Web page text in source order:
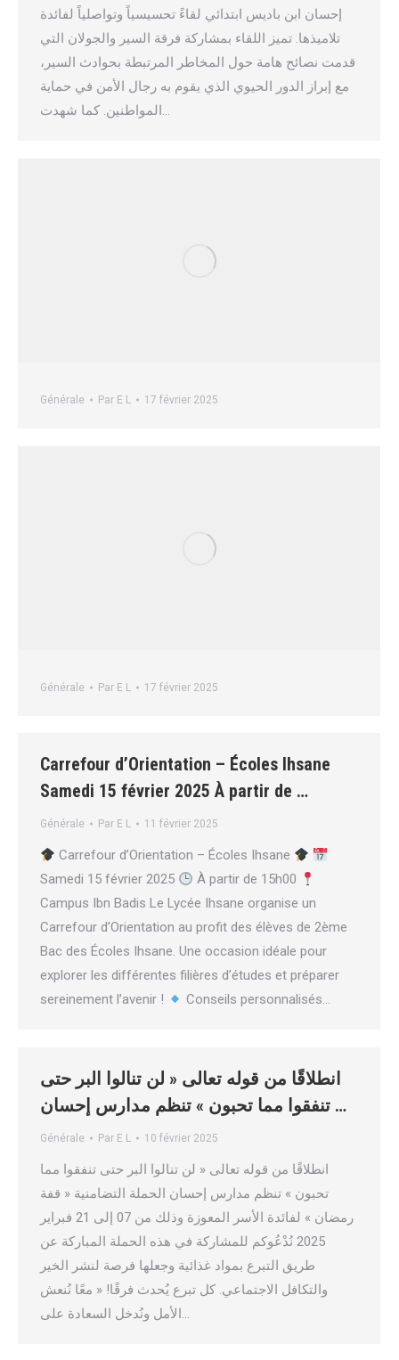
إحسان ابن باديس ابتدائي لقاءً تحسيسياً وتواصلياً لفائدة
تلاميذها. تميز اللقاء بمشاركة فرقة السير والجولان التي
قدمت نصائح هامة حول المخاطر المرتبطة بحوادث السير،
مع إبراز الدور الحيوي الذي يقوم به رجال الأمن في حماية
المواطنين. كما شهدت…
Générale Par E L 17 février 2025
Générale Par E L 17 février 2025
Carrefour d’Orientation – Écoles Ihsane
Samedi 15 février 2025 À partir de …
Générale Par E L 11 février 2025
Carrefour d’Orientation – Écoles Ihsane
Samedi 15 février 2025
À partir de 15h00
Campus Ibn Badis Le Lycée Ihsane organise un
Carrefour d’Orientation au profit des élèves de 2ème
Bac des Écoles Ihsane. Une occasion idéale pour
explorer les différentes filières d’études et préparer
sereinement l’avenir !
Conseils personnalisés…
انطلاقًا من قوله تعالى « لن تنالوا البر حتى
تنفقوا مما تحبون » تنظم مدارس إحسان …
Générale Par E L 10 février 2025
انطلاقًا من قوله تعالى « لن تنالوا البر حتى تنفقوا مما
تحبون » تنظم مدارس إحسان الحملة التضامنية « قفة
رمضان » لفائدة الأسر المعوزة وذلك من 07 إلى 21 فبراير
2025 نُدْعُوكم للمشاركة في هذه الحملة المباركة عن
طريق التبرع بمواد غذائية وجعلها فرصة لنشر الخير
والتكافل الاجتماعي. كل تبرع يُحدث فرقًا! « معًا نُنعش
الأمل ونُدخل السعادة على…